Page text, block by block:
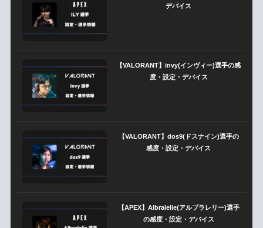
デバイス
【VALORANT】invy(インヴィー)選手の感
度・設定・デバイス
【VALORANT】dos9(ドスナイン)選手の
感度・設定・デバイス
【APEX】Albralelie(アルブラレリー)選手
の感度・設定・デバイス